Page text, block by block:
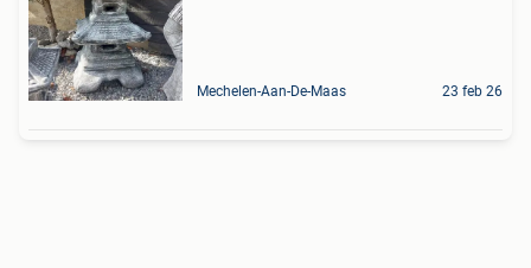
Mechelen-Aan-De-Maas 23 feb 26